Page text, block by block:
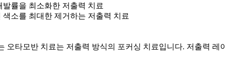
률을 최소화한 저출력 치료
소를 최대한 제거하는 저출력 치료
오타모반 치료는 저출력 방식의 포커싱 치료입니다. 저출력